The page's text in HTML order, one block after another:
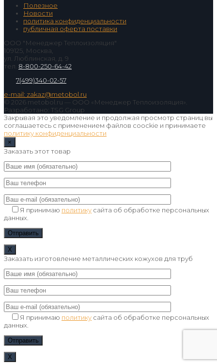
Полезное
Новости
политика конфиденциальности
публичная оферта поставки
ООО "Менеджер Теплоизоляция"
109125, Москва,
ул. Люблинская, д. 9
тел. 8-800-250-64-42
7(499)340-02-57
e-mail: zakaz@metobol.ru
© 2026 metobol.ru — ООО «Менеджер Теплоизоляция».
Разработано: TSG Group
Закрывая это уведомление и продолжая просмотр страниц вы
соглашаетесь с применением файлов coockie и принимаете
политику конфиденциальности
×
Заказать этот товар
Я принимаю политику сайта об обработке персональных
данных.
Х
Заказать изготовление металлических кожухов для труб
Я принимаю политику сайта об обработке персональных
данных.
Х